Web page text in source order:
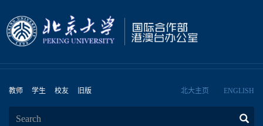
教师 学生 校友 旧版 北大主页 ENGLISH